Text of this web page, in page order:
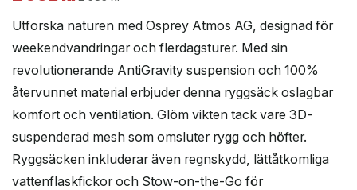
priset
var:
2
583 kr.
priset
är:
2
032 kr.
Utforska naturen med Osprey Atmos AG, designad för
weekendvandringar och flerdagsturer. Med sin
revolutionerande AntiGravity suspension och 100%
återvunnet material erbjuder denna ryggsäck oslagbar
komfort och ventilation. Glöm vikten tack vare 3D-
suspenderad mesh som omsluter rygg och höfter.
Ryggsäcken inkluderar även regnskydd, lättåtkomliga
vattenflaskfickor och Stow-on-the-Go för